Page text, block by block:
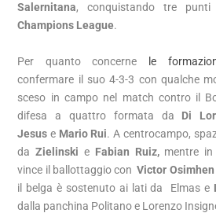
Salernitana, conquistando tre punti
Champions League.
Per quanto concerne le
confermare il suo 4-3-3 con qualche
sceso in campo nel match contro il
difesa a quattro formata da Di
Jesus e Mario Rui. A centrocampo,
daZielinski e Fabian Ruiz,mentre in
vince il ballottaggio conVictor Osimhen
il belga è sostenuto ai lati da Elmase
dalla panchina Politano e Lorenzo